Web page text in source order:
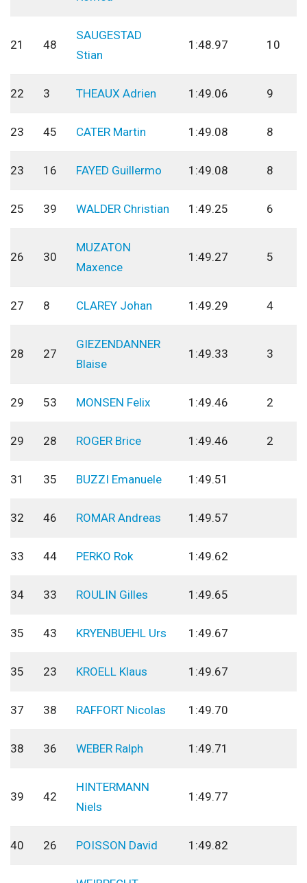
21 48
SAUGESTAD
Stian
1:48.97 10
22 3 THEAUX Adrien 1:49.06 9
23 45 CATER Martin 1:49.08 8
23 16 FAYED Guillermo 1:49.08 8
25 39 WALDER Christian 1:49.25 6
26 30
MUZATON
Maxence
1:49.27 5
27 8 CLAREY Johan 1:49.29 4
28 27
GIEZENDANNER
Blaise
1:49.33 3
29 53 MONSEN Felix 1:49.46 2
29 28 ROGER Brice 1:49.46 2
31 35 BUZZI Emanuele 1:49.51
32 46 ROMAR Andreas 1:49.57
33 44 PERKO Rok 1:49.62
34 33 ROULIN Gilles 1:49.65
35 43 KRYENBUEHL Urs 1:49.67
35 23 KROELL Klaus 1:49.67
37 38 RAFFORT Nicolas 1:49.70
38 36 WEBER Ralph 1:49.71
39 42
HINTERMANN
Niels
1:49.77
40 26 POISSON David 1:49.82